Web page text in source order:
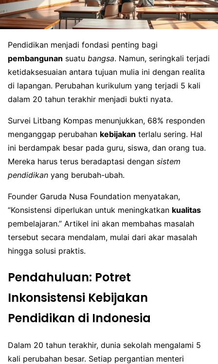
Pendidikan menjadi fondasi penting bagi
pembangunan suatu bangsa. Namun, seringkali terjadi
ketidaksesuaian antara tujuan mulia ini dengan realita
di lapangan. Perubahan kurikulum yang terjadi 5 kali
dalam 20 tahun terakhir menjadi bukti nyata.
Survei Litbang Kompas menunjukkan, 68% responden
menganggap perubahan kebijakan terlalu sering. Hal
ini berdampak besar pada guru, siswa, dan orang tua.
Mereka harus terus beradaptasi dengan sistem
pendidikan yang berubah-ubah.
Founder Garuda Nusa Foundation menyatakan,
“Konsistensi diperlukan untuk meningkatkan kualitas
pembelajaran.” Artikel ini akan membahas masalah
tersebut secara mendalam, mulai dari akar masalah
hingga solusi praktis.
Pendahuluan: Potret
Inkonsistensi Kebijakan
Pendidikan di Indonesia
Dalam 20 tahun terakhir, dunia sekolah mengalami 5
kali perubahan besar. Setiap pergantian menteri